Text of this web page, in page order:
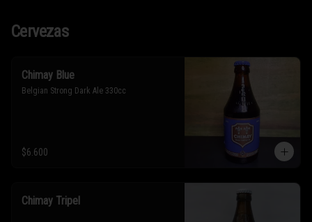
Cervezas
Chimay Blue
Belgian Strong Dark Ale 330cc
$6.600
Chimay Tripel